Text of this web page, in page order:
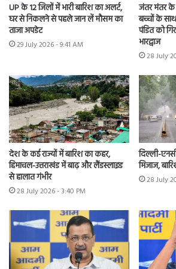
UP के 12 जिलों में भारी बारिश का अलर्ट,
घर से निकलने से पहले जान लें मौसम का
ताजा अपडेट
29 July 2026 - 9:41 AM
जंतर मंतर के
बच्चों के
पंडित को
भारद्वाज
28 July
देश के कई राज्यों में बारिश का कहर,
हिमाचल-उत्तराखंड में बाढ़ और लैंडस्लाइड
से हालात गंभीर
28 July 2026 - 3:40 PM
दिल्ली-
मिजाज,
28 July